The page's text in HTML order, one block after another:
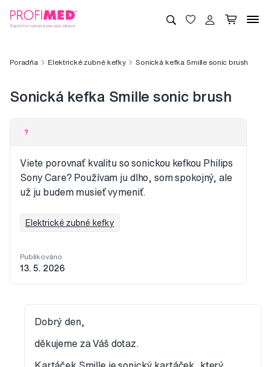
Poradňa Elektrické zubné kefky Sonická kefka Smille sonic brush
Sonická kefka Smille sonic brush
?
Viete porovnať kvalitu so sonickou kefkou Philips
Sony Care? Používam ju dlho, som spokojný, ale
už ju budem musieť vymeniť.
Elektrické zubné kefky
Publikováno
13. 5. 2026
Dobrý den,
děkujeme za Váš dotaz.